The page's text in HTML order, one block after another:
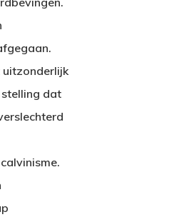
uitzonderlijk
dat